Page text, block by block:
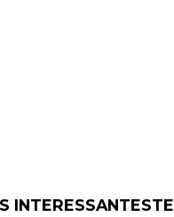
INTERESSANTESTE